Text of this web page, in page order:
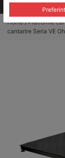
Toate
Home/Platforme
cantarire Seria VE